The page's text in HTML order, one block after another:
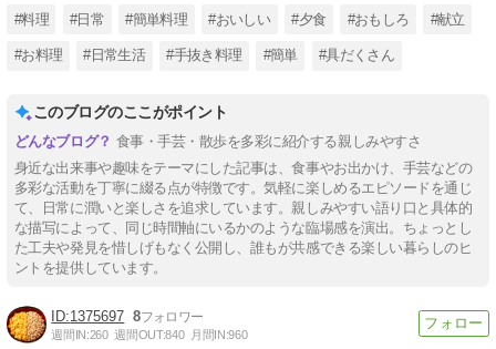
他】
#料理 #日常 #簡単料理 #おいしい #夕食 #おもしろ #献立
#お料理 #日常生活 #手抜き料理 #簡単 #具だくさん
このブログのここがポイント
食事・手芸・散歩を多彩に紹介する親しみやすさ
身近な出来事や趣味をテーマにした記事は、食事やお出かけ、手芸などの
多彩な活動を丁寧に綴る点が特徴です。気軽に楽しめるエピソードを通じ
て、日常に潤いと楽しさを追求しています。親しみやすい語り口と具体的
な描写によって、同じ時間軸にいるかのような臨場感を演出。ちょっとし
た工夫や発見を惜しげもなく公開し、誰もが共感できる楽しい暮らしのヒ
ントを提供しています。
1375697 8
週間IN:260 週間OUT:840 月間IN:960